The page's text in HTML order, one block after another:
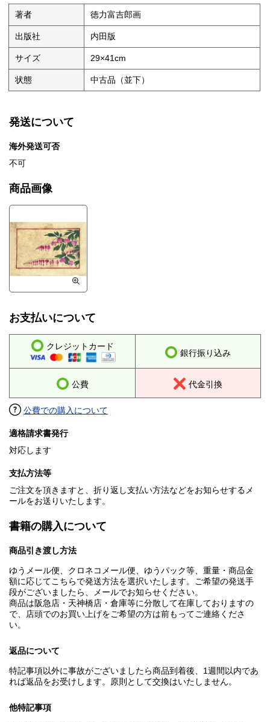
著者 徳力富吉郎画
出版社 内田版
サイズ 29×41cm
状態 中古品（並下）
発送について
海外発送可否
不可
商品画像
お支払いについて
クレジットカード
銀行振り込み
公費 代金引換
公費での購入について
適格請求書発行
対応します
支払方法等
ご注文を頂きますと、折り返し支払い方法などをお知らせするメ
ールをお送りいたします。
書籍の購入について
商品引き渡し方法
ゆうメール便、クロネコメール便、ゆうパック等、重量・商品金
額に応じてこちらで発送方法を選択いたします。ご希望の発送手
段がございましたら、メールでお知らせください。
商品は阪急店・天神橋店・倉庫等に分散して在庫しておりますの
で、店頭でのお買い上げをご希望の方は前もってご連絡くださ
い。
返品について
特記事項以外に事故がございましたら商品到着後、1週間以内であ
れば返品をお受けします。原則として交換はいたしません。
他特記事項